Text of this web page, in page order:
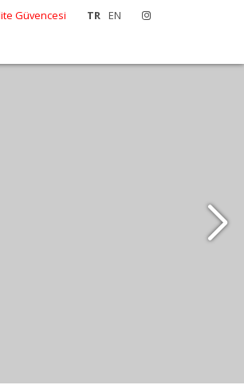
TR EN
Güvencesi